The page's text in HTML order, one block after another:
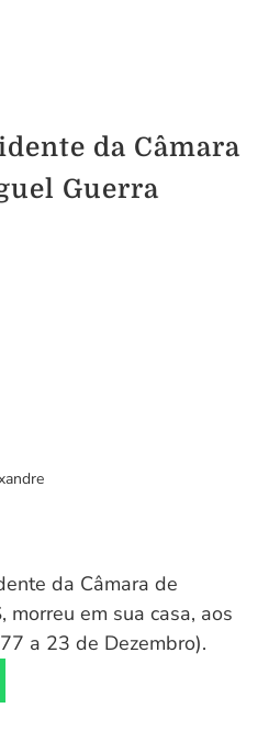
da Câmara
Guerra
da Câmara de
morreu em sua casa, aos
a 23 de Dezembro).